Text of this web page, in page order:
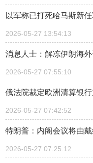
以军称已打死哈马斯新
2026-05-27 13:54:13
消息人士：解冻伊朗海
2026-05-27 07:55:10
俄法院裁定欧洲清算银
2026-05-27 07:42:52
特朗普：内阁会议将由
2026-05-27 07:25:12